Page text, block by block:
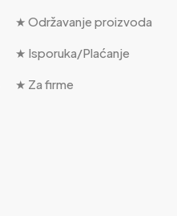
★ Održavanje proizvoda
★ Isporuka/Plaćanje
★ Za firme